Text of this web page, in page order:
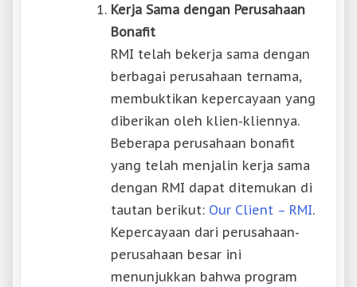
Kerja Sama dengan Perusahaan
Bonafit
RMI telah bekerja sama dengan
berbagai perusahaan ternama,
membuktikan kepercayaan yang
diberikan oleh klien-kliennya.
Beberapa perusahaan bonafit
yang telah menjalin kerja sama
dengan RMI dapat ditemukan di
tautan berikut: Our Client – RMI.
Kepercayaan dari perusahaan-
perusahaan besar ini
menunjukkan bahwa program